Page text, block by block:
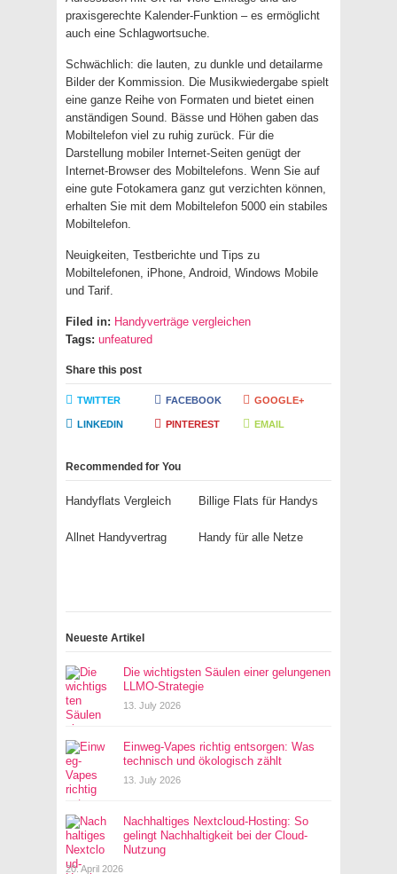
praxisgerechte Kalender-Funktion – es ermöglicht
auch eine Schlagwortsuche.
Schwächlich: die lauten, zu dunkle und detailarme
Bilder der Kommission. Die Musikwiedergabe spielt
eine ganze Reihe von Formaten und bietet einen
anständigen Sound. Bässe und Höhen gaben das
Mobiltelefon viel zu ruhig zurück. Für die
Darstellung mobiler Internet-Seiten genügt der
Internet-Browser des Mobiltelefons. Wenn Sie auf
eine gute Fotokamera ganz gut verzichten können,
erhalten Sie mit dem Mobiltelefon 5000 ein stabiles
Mobiltelefon.
Neuigkeiten, Testberichte und Tips zu
Mobiltelefonen, iPhone, Android, Windows Mobile
und Tarif.
Filed in: Handyverträge vergleichen
Tags: unfeatured
Share this post
TWITTER FACEBOOK GOOGLE+
LINKEDIN PINTEREST EMAIL
Recommended for You
Handyflats Vergleich Billige Flats für Handys
Allnet Handyvertrag Handy für alle Netze
Neueste Artikel
Die wichtigsten Säulen einer gelungenen
LLMO-Strategie
13. July 2026
Einweg-Vapes richtig entsorgen: Was
technisch und ökologisch zählt
13. July 2026
Nachhaltiges Nextcloud-Hosting: So
gelingt Nachhaltigkeit bei der Cloud-
Nutzung
20. April 2026